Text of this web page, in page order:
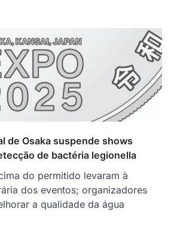
de Osaka suspende shows
de bactéria legionella
do permitido levaram à
dos eventos; organizadores
a qualidade da água